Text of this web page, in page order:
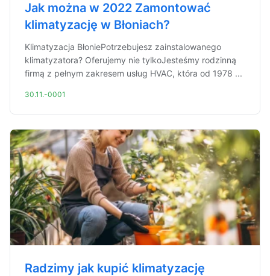
Jak można w 2022 Zamontować
klimatyzację w Błoniach?
Klimatyzacja BłoniePotrzebujesz zainstalowanego
klimatyzatora? Oferujemy nie tylkoJesteśmy rodzinną
firmą z pełnym zakresem usług HVAC, która od 1978 ...
30.11.-0001
Radzimy jak kupić klimatyzację